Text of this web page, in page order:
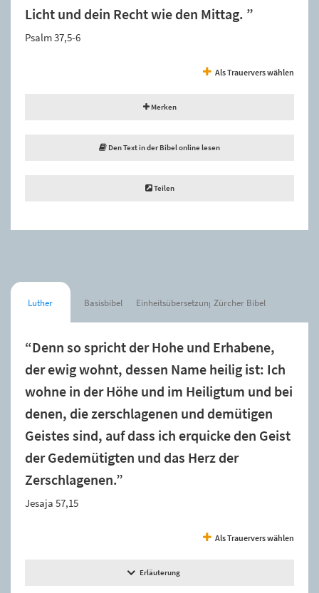
Licht und dein Recht wie den Mittag. ”
Psalm 37,5-6
Als Trauervers wählen
Merken
Den Text in der Bibel online lesen
Teilen
Luther Basisbibel Einheitsübersetzung Zürcher Bibel
“Denn so spricht der Hohe und Erhabene,
der ewig wohnt, dessen Name heilig ist: Ich
wohne in der Höhe und im Heiligtum und bei
denen, die zerschlagenen und demütigen
Geistes sind, auf dass ich erquicke den Geist
der Gedemütigten und das Herz der
Zerschlagenen.”
Jesaja 57,15
Als Trauervers wählen
Erläuterung